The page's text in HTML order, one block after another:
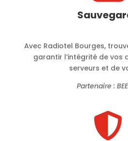
Avec Radiotel Bourges,
garantir l’intégrité de vos
serveurs et de
Partenaire :
